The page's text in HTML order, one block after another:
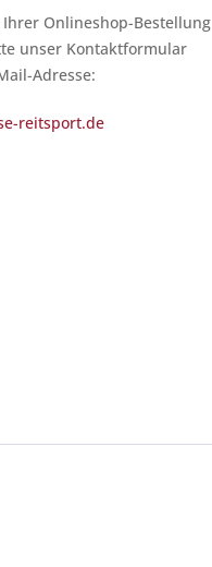
Ihrer Onlineshop-Bestellung
unser Kontaktformular
Adresse:
reitsport.de